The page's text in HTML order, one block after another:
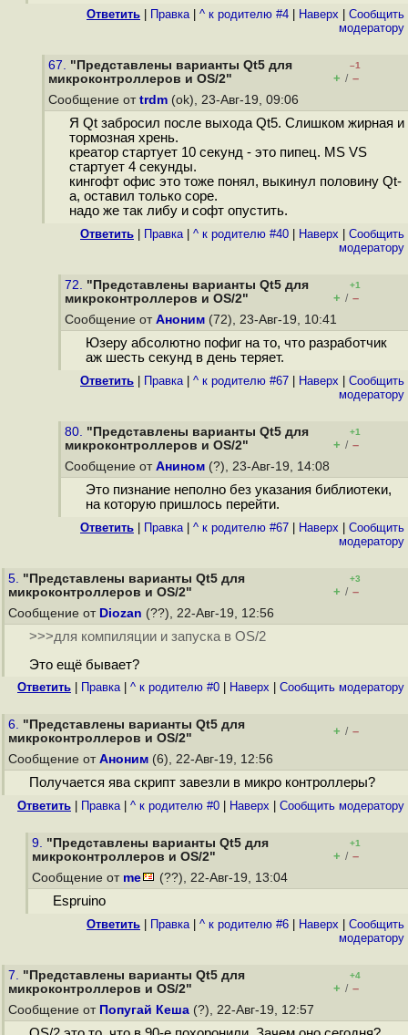
Ответить Правка| ^ к родителю #4 Наверх
Cообщить
модератору
67. "Представлены варианты Qt5 для
микроконтроллеров и OS/2"
–1
+ / –
Сообщение от trdm (ok), 23-Авг-19, 09:06
Я Qt забросил после выхода Qt5. Слишком жирная и
тормозная хрень.
креатор стартует 10 секунд - это пипец. MS VS
стартует 4 секунды.
кингофт офис это тоже понял, выкинул половину Qt-
а, оставил только соре.
надо же так либу и софт опустить.
Ответить Правка| ^ к родителю #40 Наверх
Cообщить
модератору
72. "Представлены варианты Qt5 для
микроконтроллеров и OS/2"
+1
+ / –
Сообщение от Аноним (72), 23-Авг-19, 10:41
Юзеру абсолютно пофиг на то, что разработчик
аж шесть секунд в день теряет.
Ответить Правка| ^ к родителю #67 Наверх
Cообщить
модератору
80. "Представлены варианты Qt5 для
микроконтроллеров и OS/2"
+1
+ / –
Сообщение от Анином (?), 23-Авг-19, 14:08
Это пизнание неполно без указания библиотеки,
на которую пришлось перейти.
Ответить Правка| ^ к родителю #67 Наверх
Cообщить
модератору
5. "Представлены варианты Qt5 для
микроконтроллеров и OS/2"
+3
+ / –
Сообщение от Diozan (??), 22-Авг-19, 12:56
>>>для компиляции и запуска в OS/2
Это ещё бывает?
Ответить Правка| ^ к родителю #0 Наверх Cообщить модератору
6. "Представлены варианты Qt5 для
микроконтроллеров и OS/2"
+ / –
Сообщение от Аноним (6), 22-Авг-19, 12:56
Получается ява скрипт завезли в микро контроллеры?
Ответить Правка| ^ к родителю #0 Наверх Cообщить модератору
9. "Представлены варианты Qt5 для
микроконтроллеров и OS/2"
+1
+ / –
Сообщение от me (??), 22-Авг-19, 13:04
Espruino
Ответить Правка| ^ к родителю #6 Наверх
Cообщить
модератору
7. "Представлены варианты Qt5 для
микроконтроллеров и OS/2"
+4
+ / –
Сообщение от Попугай Кеша (?), 22-Авг-19, 12:57